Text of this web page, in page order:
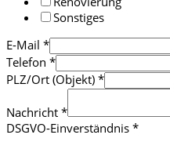
Sonstiges
E-Mail *
Telefon *
PLZ/Ort (Objekt) *
Nachricht *
DSGVO-Einverständnis *